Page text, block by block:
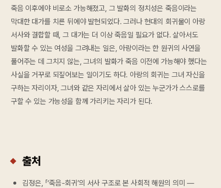
죽음 이후에야 비로소 가능해졌고, 그 발화의 정치성은 죽음이라는
막대한 대가를 치른 뒤에야 발현되었다. 그러나 현대의 회귀물이 아랑
서사와 결합할 때, 그 대가는 더 이상 죽음일 필요가 없다. 살아서도
발화할 수 있는 여성을 그려내는 일은, 아랑이라는 한 원귀의 사연을
풀어주는 데 그치지 않는, 그녀의 발화가 죽음 이전에 가능해야 했다는
사실을 거꾸로 되짚어보는 일이기도 하다. 아랑의 회귀는 그녀 자신을
구하는 자리이자, 그녀와 같은 자리에서 살아 있는 누군가가 스스로를
구할 수 있는 가능성을 함께 가리키는 자리가 된다.
출처
김정은, 「‘죽음-회귀’의 서사 구조로 본 사회적 해원의 의미 —